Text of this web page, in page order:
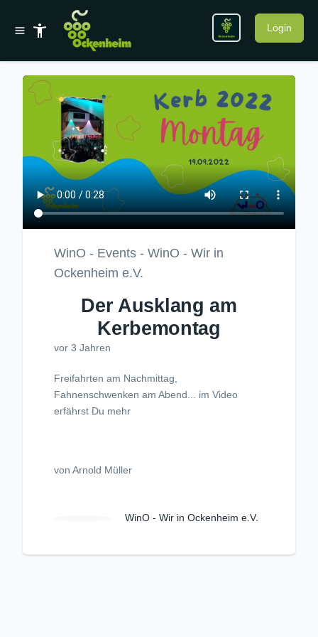
Login
WinO - Events - WinO - Wir in
Ockenheim e.V.
Der Ausklang am
Kerbemontag
vor 3 Jahren
Freifahrten am Nachmittag,
Fahnenschwenken am Abend... im Video
erfährst Du mehr
von Arnold Müller
WinO - Wir in Ockenheim e.V.